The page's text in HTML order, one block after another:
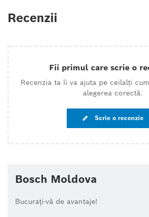
Recenzii
Fii primul care scrie o
Recenzia ta îi va ajuta pe ceilalți
alegerea corectă.
Scrie o recenzie
Bosch Moldova
Bucurați-vă de avantaje!